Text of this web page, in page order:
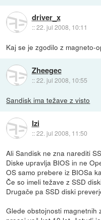
driver_x
::22. jul 2008, 10:11
Kaj se je zgodilo z magneto-
Zheegec
::22. jul 2008, 10:55
Sandisk ima težave z visto
Izi
::22. jul 2008, 11:50
Ali Sandisk ne zna narediti
Diske upravlja BIOS in ne
OS samo prebere iz BIOSa
Če so imeli težave z SSD
Drugače pa SSD diski
Glede obstojnosti magnetnih